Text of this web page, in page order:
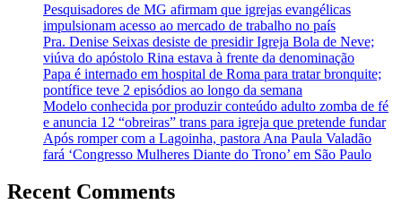
Pesquisadores de MG afirmam que igrejas evangélicas
impulsionam acesso ao mercado de trabalho no país
Pra. Denise Seixas desiste de presidir Igreja Bola de Neve;
viúva do apóstolo Rina estava à frente da denominação
Papa é internado em hospital de Roma para tratar bronquite;
pontífice teve 2 episódios ao longo da semana
Modelo conhecida por produzir conteúdo adulto zomba de fé
e anuncia 12 “obreiras” trans para igreja que pretende fundar
Após romper com a Lagoinha, pastora Ana Paula Valadão
fará ‘Congresso Mulheres Diante do Trono’ em São Paulo
Recent Comments